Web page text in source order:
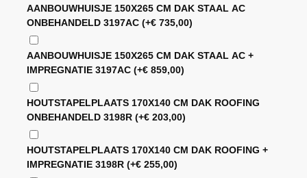
AANBOUWHUISJE 150X265 CM DAK STAAL AC
ONBEHANDELD 3197AC(+€ 735,00)
AANBOUWHUISJE 150X265 CM DAK STAAL AC +
IMPREGNATIE 3197AC(+€ 859,00)
HOUTSTAPELPLAATS 170X140 CM DAK ROOFING
ONBEHANDELD 3198R(+€ 203,00)
HOUTSTAPELPLAATS 170X140 CM DAK ROOFING +
IMPREGNATIE 3198R(+€ 255,00)